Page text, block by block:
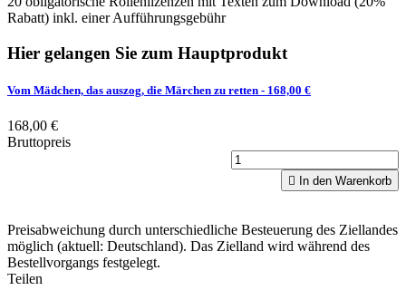
Rabatt) inkl. einer Aufführungsgebühr
Hier gelangen Sie zum Hauptprodukt
Vom Mädchen, das auszog, die Märchen zu retten - 168,00 €
168,00 €
Bruttopreis
 In den Warenkorb
Preisabweichung durch unterschiedliche Besteuerung des Ziellandes
möglich (aktuell: Deutschland). Das Zielland wird während des
Bestellvorgangs festgelegt.
Teilen